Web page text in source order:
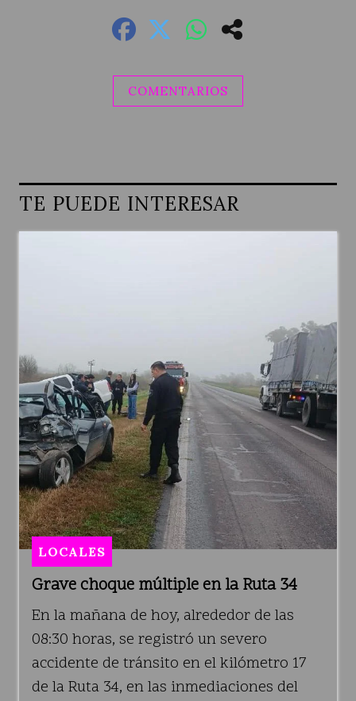
COMENTARIOS
TE PUEDE INTERESAR
Grave choque múltiple en la Ruta 34
LOCALES
En la mañana de hoy, alrededor de las
08:30 horas, se registró un severo
accidente de tránsito en el kilómetro 17
de la Ruta 34, en las inmediaciones del